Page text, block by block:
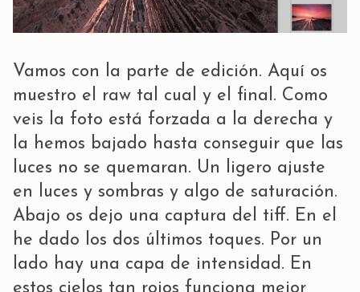
Vamos con la parte de edición. Aquí os
muestro el raw tal cual y el final. Como
veis la foto está forzada a la derecha y
la hemos bajado hasta conseguir que las
luces no se quemaran. Un ligero ajuste
en luces y sombras y algo de saturación.
Abajo os dejo una captura del tiff. En el
he dado los dos últimos toques. Por un
lado hay una capa de intensidad. En
estos cielos tan rojos funciona mejor